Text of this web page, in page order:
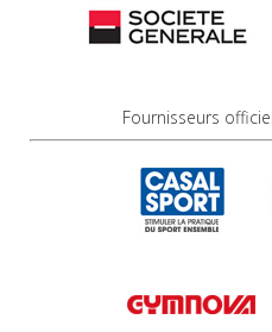
Fournisseurs